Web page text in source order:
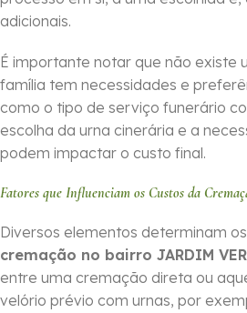
adicionais.
É importante notar que não existe
família tem necessidades e
como o tipo de serviço funerário
escolha da urna cinerária e a
podem impactar o custo final.
Fatores que Influenciam os Custos da
Diversos elementos determinam os
cremação no bairro JARDIM
entre uma cremação direta ou
velório prévio com urnas, por